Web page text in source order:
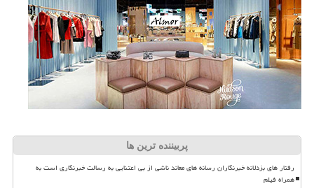
پربیننده ترین ها
رفتار های بزدلانه خبرنگاران رسانه های معاند ناشی از بی اعتنایی به رسالت خبرنگاری است به
همراه فیلم